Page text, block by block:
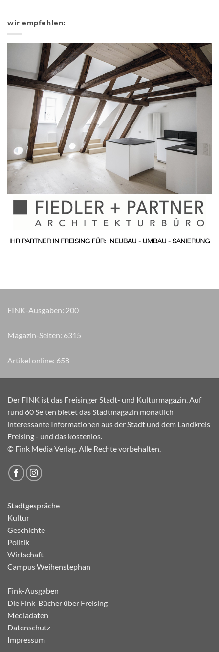
wir empfehlen:
FINK-Ausgaben: 200
Magazin-Seiten: 7700
Artikel online: 658
Der FINK ist das Freisinger Stadt- und Kulturmagazin. Auf
rund 60 Seiten bietet das Stadtmagazin monatlich
interessante Informationen aus der Stadt und dem Landkreis
Freising - und das kostenlos.
© Fink Media Verlag. Alle Rechte vorbehalten.
Stadtgespräche
Kultur
Geschichte
Politik
Wirtschaft
Campus Weihenstephan
Fink-Ausgaben
Die Fink-Bücher über Freising
Mediadaten
Datenschutz
Impressum